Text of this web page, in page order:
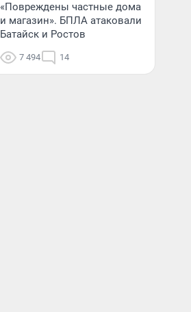
«Повреждены частные дома
и магазин». БПЛА атаковали
Батайск и Ростов
7 494 14